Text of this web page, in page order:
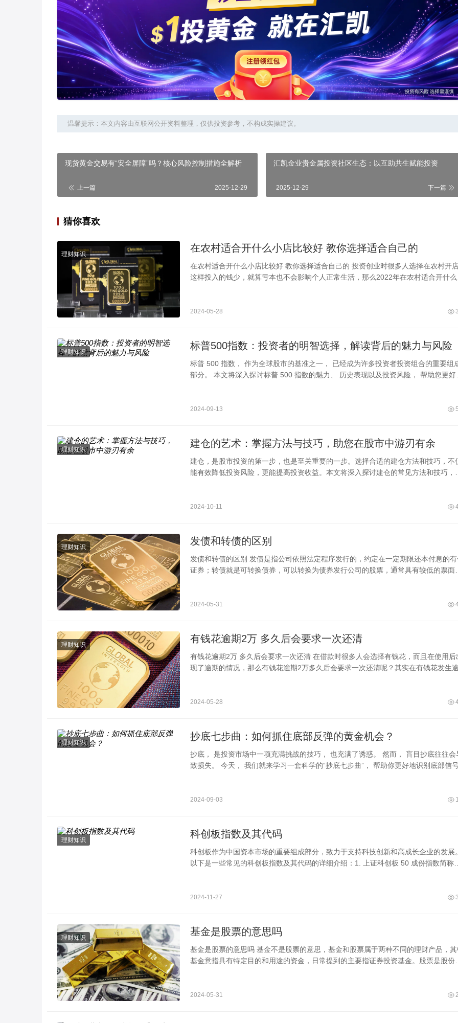
温馨提示：本文内容由互联网公开资料整理，仅供投资参考，不构成实操建议。
现货黄金交易有“安全屏障”吗？核心风险控制措施全解析
上一篇 2025-12-29
汇凯金业贵金属投资社区生态：以互助共生赋能投资
2025-12-29 下一篇
猜你喜欢
理财知识
在农村适合开什么小店比较好 教你选择适合自己的
在农村适合开什么小店比较好 教你选择适合自己的 投资创业时很多人选择在农村开店，
这样投入的钱少，就算亏本也不会影响个人正常生活，那么2022年在农村适合开什么
2024-05-28
理财知识
标普500指数：投资者的明智选择，解读背后的魅力与风险
标普 500 指数， 作为全球股市的基准之一， 已经成为许多投资者投资组合的重要组
部分。 本文将深入探讨标普 500 指数的魅力、 历史表现以及投资风险， 帮助您更好
2024-09-13
理财知识
建仓的艺术：掌握方法与技巧，助您在股市中游刃有余
建仓，是股市投资的第一步，也是至关重要的一步。选择合适的建仓方法和技巧，不
能有效降低投资风险，更能提高投资收益。本文将深入探讨建仓的常见方法和技巧，并
2024-10-11
理财知识
发债和转债的区别
发债和转债的区别 发债是指公司依照法定程序发行的，约定在一定期限还本付息的有
证券；转债就是可转换债券，可以转换为债券发行公司的股票，通常具有较低的票面利
2024-05-31
理财知识
有钱花逾期2万 多久后会要求一次还清
有钱花逾期2万 多久后会要求一次还清 在借款时很多人会选择有钱花，而且在使用后出
现了逾期的情况，那么有钱花逾期2万多久后会要求一次还清呢？其实在有钱花发生逾
2024-05-28
理财知识
抄底七步曲：如何抓住底部反弹的黄金机会？
抄底， 是投资市场中一项充满挑战的技巧， 也充满了诱惑。 然而， 盲目抄底往往会
致损失。 今天， 我们就来学习一套科学的“抄底七步曲”， 帮助你更好地识别底部信号
2024-09-03
理财知识
科创板指数及其代码
科创板作为中国资本市场的重要组成部分，致力于支持科技创新和高成长企业的发展。
以下是一些常见的科创板指数及其代码的详细介绍：1. 上证科创板 50 成份指数简称：
2024-11-27
理财知识
基金是股票的意思吗
基金是股票的意思吗 基金不是股票的意思，基金和股票属于两种不同的理财产品，其
基金意指具有特定目的和用途的资金，日常提到的主要指证券投资基金。股票是股份公
2024-05-31